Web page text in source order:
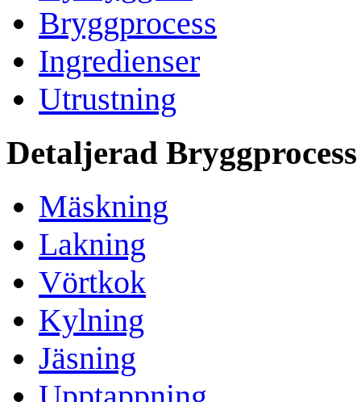
Bryggprocess
Ingredienser
Utrustning
Detaljerad Bryggprocess
Mäskning
Lakning
Vörtkok
Kylning
Jäsning